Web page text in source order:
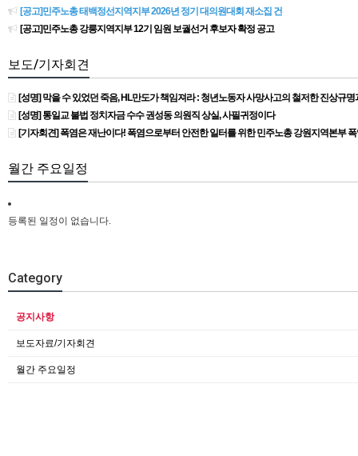
[공고]민주노총 태백정선지역지부 2026년 정기 대의원대회 재소집 건
[공고]민주노총 강릉지역지부 12기 임원 보궐선거 후보자 확정 공고
보도/기자회견
[성명] 막을 수 있었던 죽음, HL만도가 책임져라 : 청년노동자 사망사고의 철저한 진상규
[성명] 통일교 불법 정치자금 수수 권성동 의원직 상실, 사필귀정이다
[기자회견] 폭염은 재난이다! 폭염으로부터 안전한 일터를 위한 민주노총 강원지역본부
월간 주요일정
등록된 일정이 없습니다.
Category
공지사항
보도자료/기자회견
월간 주요일정